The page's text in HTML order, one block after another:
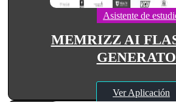
Asistente de
MEMRIZZ AI
Ver Aplicación